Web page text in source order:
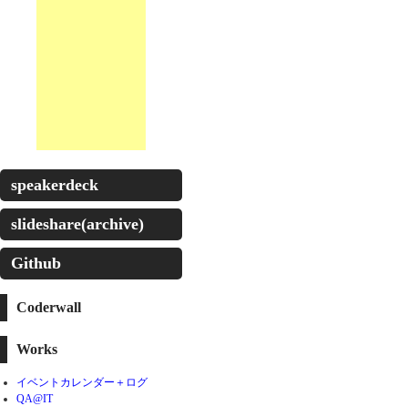
speakerdeck
slideshare(archive)
Github
Coderwall
Works
イベントカレンダー＋ログ
QA@IT